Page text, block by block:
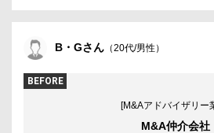
B・Gさん （20代/男性）
BEFORE
[M&Aアドバイザリー
M&A仲介会社